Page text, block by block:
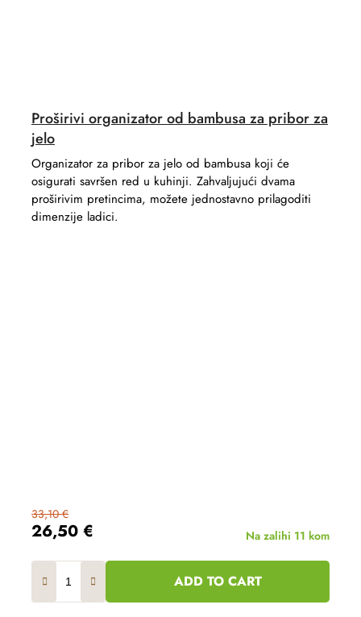
Proširivi organizator od bambusa za pribor za
jelo
26,50 €
33,10 €
Na zalihi 11 kom
ADD TO CART
Organizator za pribor za jelo od bambusa koji će
osigurati savršen red u kuhinji. Zahvaljujući dvama
proširivim pretincima, možete jednostavno prilagoditi
dimenzije ladici.